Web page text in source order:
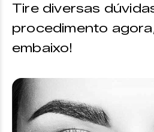
Tire diversas
procedimento
embaixo!